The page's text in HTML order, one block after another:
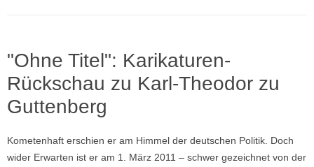
"Ohne Titel": Karikaturen-
Rückschau zu Karl-Theodor zu
Guttenberg
Kometenhaft erschien er am Himmel der deutschen Politik. Doch
wider Erwarten ist er am 1. März 2011 – schwer gezeichnet von der